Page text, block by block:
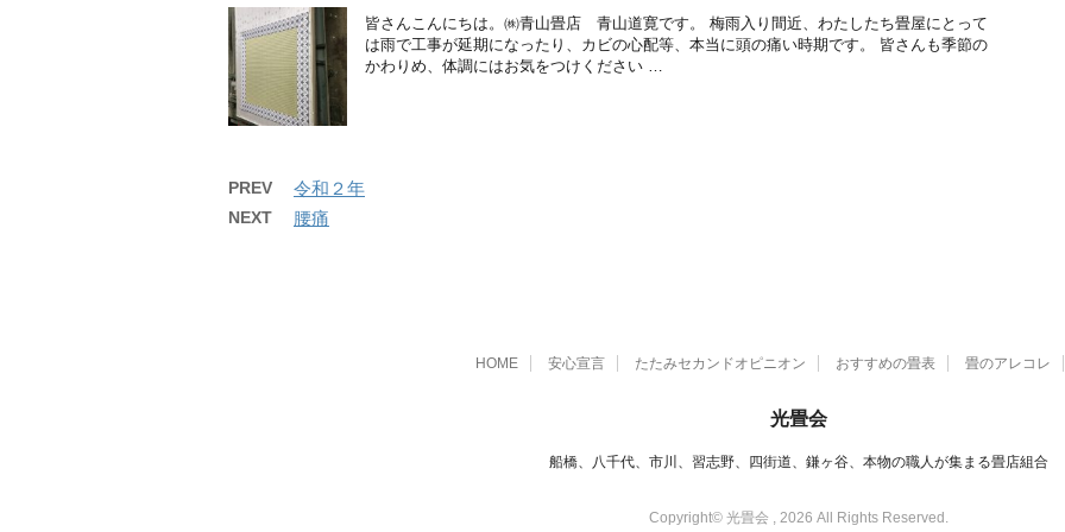
皆さんこんにちは。㈱青山畳店 青山道寛です。 梅雨入り間近、わたしたち畳屋にとって
は雨で工事が延期になったり、カビの心配等、本当に頭の痛い時期です。 皆さんも季節の
かわりめ、体調にはお気をつけください …
PREV 令和２年
NEXT 腰痛
HOME 安心宣言 たたみセカンドオピニオン おすすめの畳表 畳のアレコレ
光畳会
船橋、八千代、市川、習志野、四街道、鎌ヶ谷、本物の職人が集まる畳店組合
Copyright© 光畳会 , 2026 All Rights Reserved.